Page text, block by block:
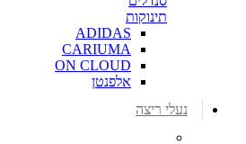
תינוקות
ADIDAS
CARIUMA
ON CLOUD
אלפנטן
נעלי ריצה